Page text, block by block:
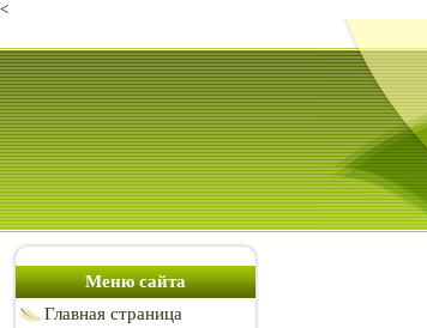
<
Меню сайта
Главная страница